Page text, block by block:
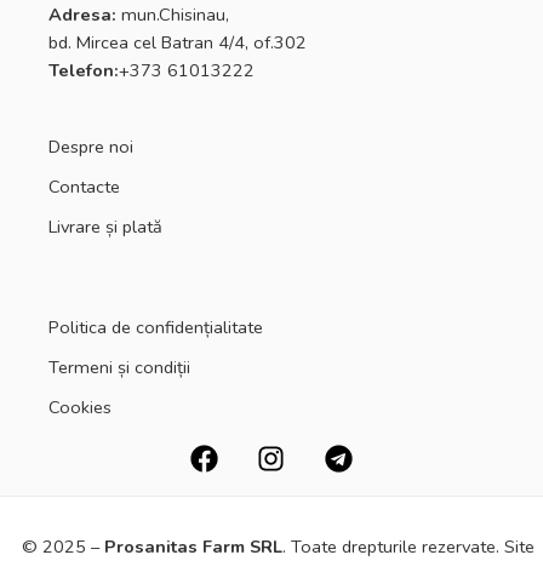
Adresa: mun.Chisinau,
bd. Mircea cel Batran 4/4, of.302
Telefon:+373 61013222
Despre noi
Contacte
Livrare și plată
Politica de confidențialitate
Termeni și condiții
Cookies
© 2025 – Prosanitas FarmSRL. Toate drepturile rezervate. Site